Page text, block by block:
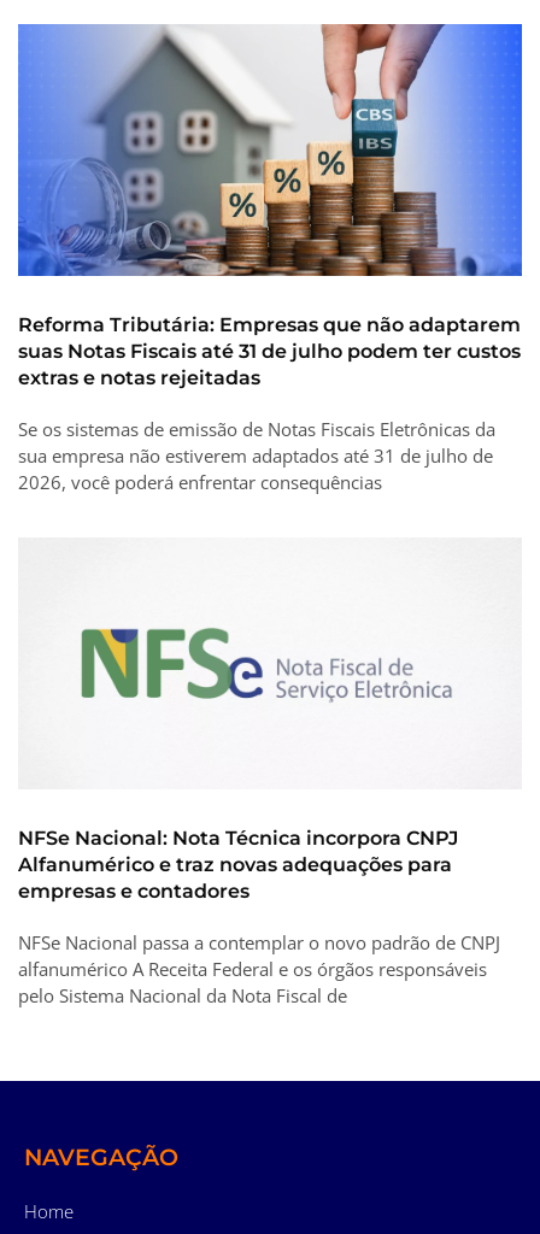
Reforma Tributária: Empresas que não adaptarem
suas Notas Fiscais até 31 de julho podem ter custos
extras e notas rejeitadas
Se os sistemas de emissão de Notas Fiscais Eletrônicas da
sua empresa não estiverem adaptados até 31 de julho de
2026, você poderá enfrentar consequências
NFSe Nacional: Nota Técnica incorpora CNPJ
Alfanumérico e traz novas adequações para
empresas e contadores
NFSe Nacional passa a contemplar o novo padrão de CNPJ
alfanumérico A Receita Federal e os órgãos responsáveis
pelo Sistema Nacional da Nota Fiscal de
NAVEGAÇÃO
Home